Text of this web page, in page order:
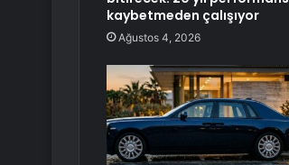
kaybetmeden çalışıyor
Ağustos 4, 2026